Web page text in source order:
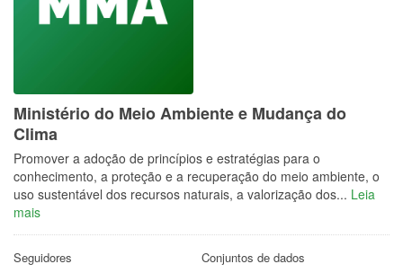
Ministério do Meio Ambiente e Mudança do
Clima
Promover a adoção de princípios e estratégias para o
conhecimento, a proteção e a recuperação do meio ambiente, o
uso sustentável dos recursos naturais, a valorização dos... Leia
mais
Seguidores Conjuntos de dados